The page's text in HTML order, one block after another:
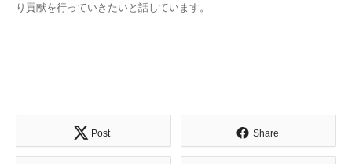
り貢献を行っていきたいと話しています。
Post Share